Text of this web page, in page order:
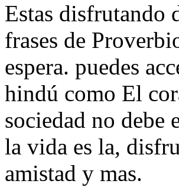
Estas disfrutando
frases de
espera. puedes
hindú como El
sociedad no debe
la vida es la,
amistad y mas.